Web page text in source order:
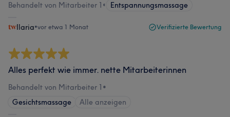
Behandelt von Mitarbeiter 1 • Entspannungsmassage
Ilaria•vor etwa 1 Monat Verifizierte Bewertung
Alles perfekt wie immer. nette Mitarbeiterinnen
Behandelt von Mitarbeiter 1 •
Gesichtsmassage
Alle anzeigen